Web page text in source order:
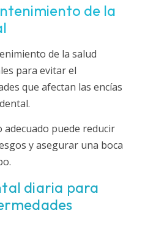
de la
de la salud
para evitar el
que afectan las encías
puede reducir
y asegurar una boca
diaria para